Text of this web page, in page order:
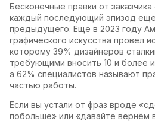
Бесконечные правки от
каждый последующий эпизод еще
предыдущего. Еще в 2023 году
графического искусства провел
которому 39% дизайнеров
требующими вносить 10 и более
а 62% специалистов называют
частью работы.
Если вы устали от фраз вроде
побольше» или «давайте вернём